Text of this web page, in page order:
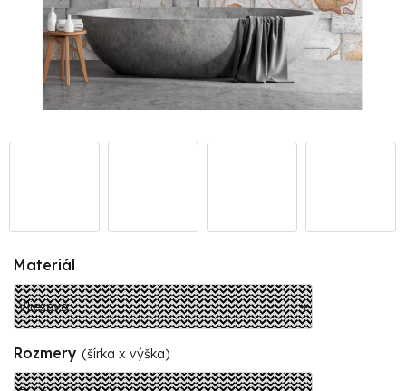
Materiál
Rozmery (šírka x výška)